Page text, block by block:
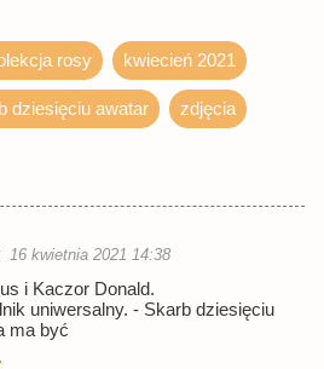
rosy kwiecień 2021
dziesięciu awatar zdjęcia
16 kwietnia 2021 14:38
i Kaczor Donald.
uniwersalny. - Skarb dziesięciu
ma być